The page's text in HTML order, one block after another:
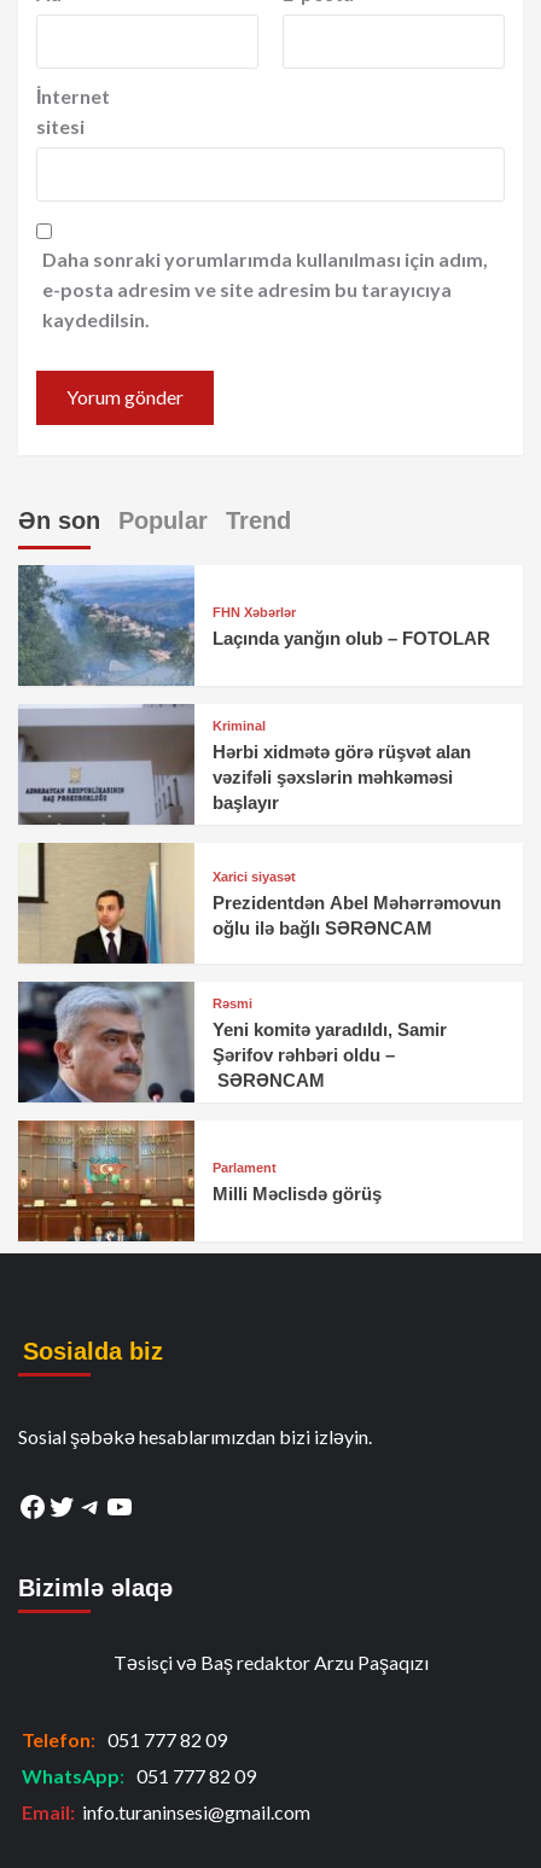
İnternet
sitesi
Daha sonraki yorumlarımda kullanılması için adım,
e-posta adresim ve site adresim bu tarayıcıya
kaydedilsin.
Ən son Popular Trend
FHN Xəbərlər
Laçında yanğın olub – FOTOLAR
Kriminal
Hərbi xidmətə görə rüşvət alan
vəzifəli şəxslərin məhkəməsi
başlayır
Xarici siyasət
Prezidentdən Abel Məhərrəmovun
oğlu ilə bağlı SƏRƏNCAM
Rəsmi
Yeni komitə yaradıldı, Samir
Şərifov rəhbəri oldu –
SƏRƏNCAM
Parlament
Milli Məclisdə görüş
Sosialda biz
Sosial şəbəkə hesablarımızdan bizi izləyin.
Facebook
Twitter
Telegram
YouTube
Bizimlə əlaqə
Təsisçi və Baş redaktor Arzu Paşaqızı
Telefon: 051 777 82 09
WhatsApp: 051 777 82 09
Email: info.turaninsesi@gmail.com